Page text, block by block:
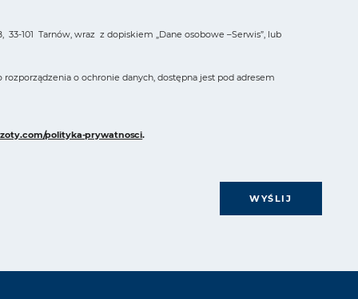
101 Tarnów, wraz z dopiskiem „Dane osobowe –Serwis”, lub
o ochronie danych, dostępna jest pod adresem
polityka-prywatnosci.
WYŚLIJ